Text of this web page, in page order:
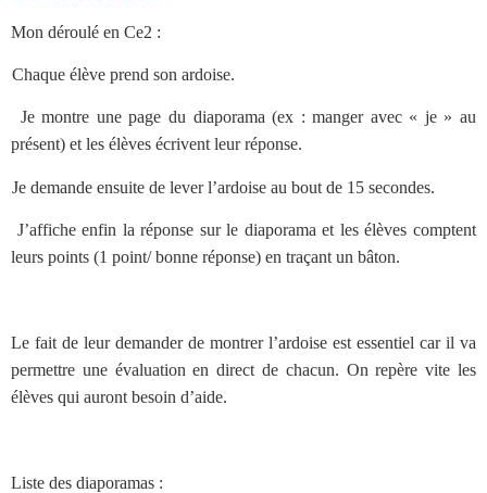
Mon déroulé en Ce2 :
Chaque élève prend son ardoise.
Je montre une page du diaporama (ex : manger avec « je » au
présent) et les élèves écrivent leur réponse.
Je demande ensuite de lever l’ardoise au bout de 15 secondes.
J’affiche enfin la réponse sur le diaporama et les élèves comptent
leurs points (1 point/ bonne réponse) en traçant un bâton.
Le fait de leur demander de montrer l’ardoise est essentiel car il va
permettre une évaluation en direct de chacun. On repère vite les
élèves qui auront besoin d’aide.
Liste des diaporamas :